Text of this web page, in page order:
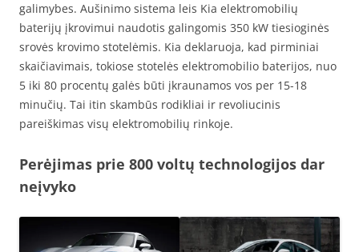
galimybes. Aušinimo sistema leis Kia elektromobilių
baterijų įkrovimui naudotis galingomis 350 kW tiesioginės
srovės krovimo stotelėmis. Kia deklaruoja, kad pirminiai
skaičiavimais, tokiose stotelės elektromobilio baterijos, nuo
5 iki 80 procentų galės būti įkraunamos vos per 15-18
minučių. Tai itin skambūs rodikliai ir revoliucinis
pareiškimas visų elektromobilių rinkoje.
Perėjimas prie 800 voltų technologijos dar
neįvyko